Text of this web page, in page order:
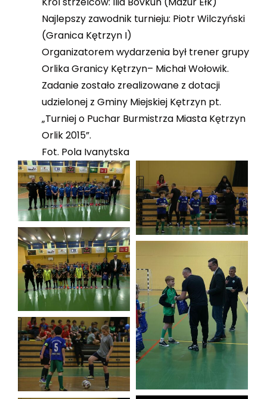
Najlepszy zawodnik turnieju: Piotr Wilczyński
(Granica Kętrzyn I)
Organizatorem wydarzenia był trener grupy
Orlika Granicy Kętrzyn– Michał Wołowik.
Zadanie zostało zrealizowane z dotacji
udzielonej z Gminy Miejskiej Kętrzyn pt.
„Turniej o Puchar Burmistrza Miasta Kętrzyn
Orlik 2015”.
Fot. Pola Ivanytska